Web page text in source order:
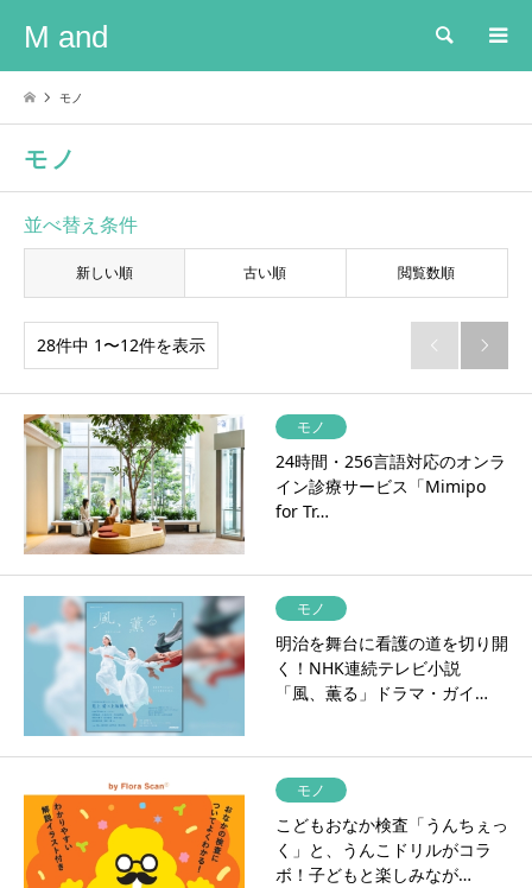
M and 検索
モノ
モノ
並べ替え条件
新しい順 古い順 閲覧数順
28件中 1〜12件を表示  
モノ
24時間・256言語対応のオンラ
イン診療サービス「Mimipo
for Tr…
モノ
明治を舞台に看護の道を切り開
く！NHK連続テレビ小説
「風、薫る」ドラマ・ガイ…
モノ
こどもおなか検査「うんちぇっ
く」と、うんこドリルがコラ
ボ！子どもと楽しみなが…